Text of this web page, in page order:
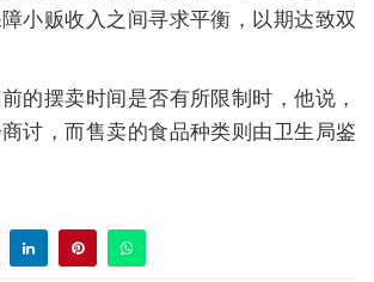
小贩收入之间寻求平衡，以期达致双
的摆卖时间是否有所限制时，他说，
讨，而售卖的食品种类则由卫生局鉴